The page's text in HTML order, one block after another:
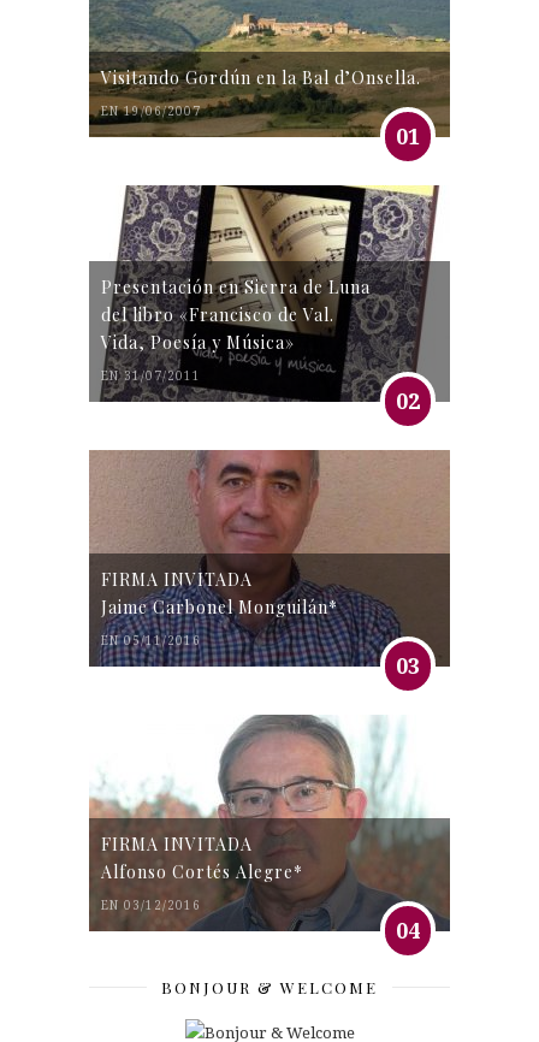
Visitando Gordún en la Bal d’Onsella.
EN 19/06/2007
01
Presentación en Sierra de Luna
del libro «Francisco de Val.
Vida, Poesía y Música»
EN 31/07/2011
02
FIRMA INVITADA
Jaime Carbonel Monguilán*
EN 05/11/2016
03
FIRMA INVITADA
Alfonso Cortés Alegre*
EN 03/12/2016
04
BONJOUR & WELCOME